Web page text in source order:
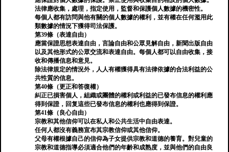
法律應收集，處理，指定使用，監督和保護個人數據的機密性。
每個人都有訪問與他有關的個人數據的權利，並有權在任何濫用此
類數據的情況下獲得司法保護。
第39條（表達自由）
應當保證思想表達自由，言論自由和公眾見解自由，新聞出版自由
以及其他形式的公眾交流和表達自由。每個人都可以自由收集，接
收和傳播信息和意見。
除法律規定的情況外，人人有權獲得具有法律依據的合法利益的公
共性質的信息。
第40條（更正和答復權）
糾正已損害個人，組織或團體的權利或利益的已發布信息的權利應
得到保證，回复這些已發布信息的權利也應得到保證。
第41條（良心自由）
宗教和其他信仰可以在私人和公共生活中自由表達。
任何人都沒有義務宣布其宗教信仰或其他信仰。
父母有權根據自己的信仰為子女提供宗教和道德的養育。對兒童的
宗教和道德指導必須適合他們的年齡和成熟度，並與他們的自由良